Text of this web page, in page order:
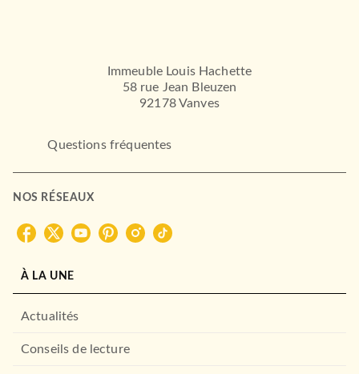
Immeuble Louis Hachette
58 rue Jean Bleuzen
92178 Vanves
Questions fréquentes
NOS RÉSEAUX
À LA UNE
Actualités
Conseils de lecture